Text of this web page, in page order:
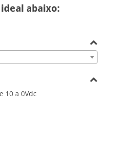
abaixo:
10 a 0Vdc